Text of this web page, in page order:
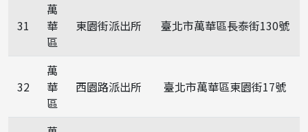
31
萬
華
區
東園街派出所 臺北市萬華區長泰街130號
32
萬
華
區
西園路派出所 臺北市萬華區東園街17號